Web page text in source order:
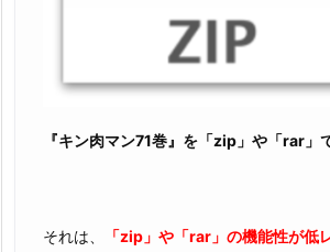
『キン肉マン71巻』を「zip」や「rar」
それは、
「zip」や「rar」の機能性が低